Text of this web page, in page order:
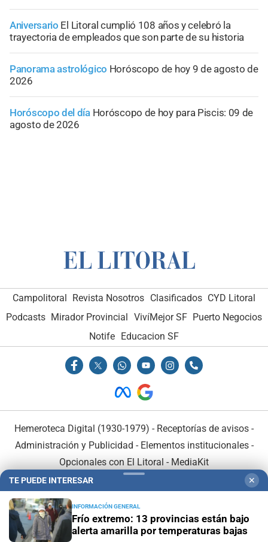
Aniversario El Litoral cumplió 108 años y celebró la
trayectoria de empleados que son parte de su historia
Panorama astrológico Horóscopo de hoy 9 de agosto de
2026
Horóscopo del día Horóscopo de hoy para Piscis: 09 de
agosto de 2026
Campolitoral Revista Nosotros Clasificados CYD Litoral
Podcasts Mirador Provincial VivíMejor SF Puerto Negocios
Notife Educacion SF
Hemeroteca Digital (1930-1979) - Receptorías de avisos -
Administración y Publicidad - Elementos institucionales-
Opcionales con El Litoral - MediaKit
TE PUEDE INTERESAR ✕
INFORMACIÓN GENERAL
Frío extremo: 13 provincias están bajo
alerta amarilla por temperaturas bajas